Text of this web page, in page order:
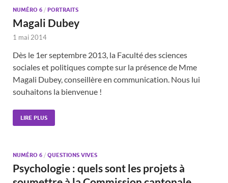
NUMÉRO 6 / PORTRAITS
Magali Dubey
1 mai 2014
Dès le 1er septembre 2013, la Faculté des sciences
sociales et politiques compte sur la présence de Mme
Magali Dubey, conseillère en communication. Nous lui
souhaitons la bienvenue !
LIRE PLUS
NUMÉRO 6 / QUESTIONS VIVES
Psychologie : quels sont les projets à